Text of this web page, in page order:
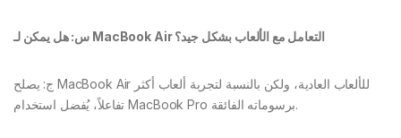
س: هل يمكن لـ MacBook Air التعامل مع الألعاب بشكل جيد؟
ج: يصلح MacBook Air للألعاب العادية، ولكن بالنسبة لتجربة ألعاب أكثر
تفاعلاً، يُفضل استخدام MacBook Pro برسوماته الفائقة.